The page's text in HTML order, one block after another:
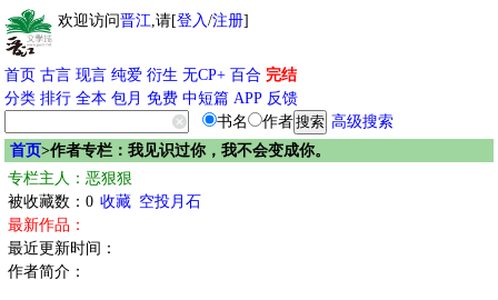
欢迎访问晋江,请[登入/注册]
首页 古言 现言 纯爱 衍生 无CP+ 百合 完结
分类 排行 全本 包月 免费 中短篇 APP 反馈
书名
作者
高级搜索
首页>作者专栏：我见识过你，我不会变成你。
专栏主人：恶狠狠
被收藏数：0 收藏 空投月石
最新作品：
最近更新时间：
作者简介：